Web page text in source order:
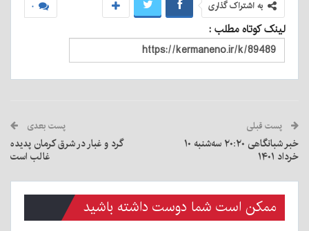
۰ به اشتراک گذاری
لینک کوتاه مطلب :
پست قبلی
خبر شبانگاهی ٢۰:٢٠ سه‌شنبه ۱۰
خرداد ۱۴۰۱
پست بعدی
گرد و غبار در شرق کرمان پدیده
غالب است
ممکن است شما دوست داشته باشید